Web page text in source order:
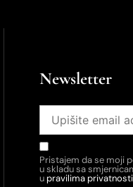
Newsletter
Pristajem da se moji
u skladu sa
upravilima